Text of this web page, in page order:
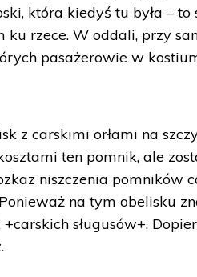
która kiedyś tu była – to
ku rzece. W oddali, przy
pasażerowie w
z carskimi orłami na
ten pomnik, ale
niszczenia pomników
na tym obelisku
sługusów+.